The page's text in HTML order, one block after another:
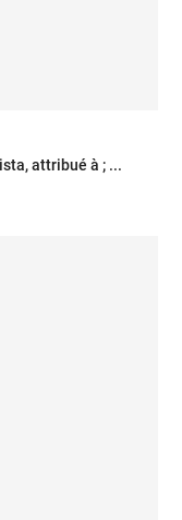
ANONYME ITALIEN XVIè s ; NALDINI Battista, attribué à ; ...